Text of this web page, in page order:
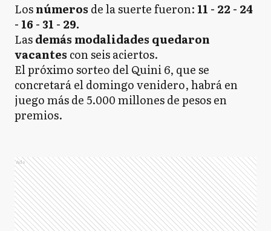
Losnúmeros de la suerte fueron: 11 - 22 - 24
- 16 - 31 - 29.
Lasdemás modalidades quedaron
vacantes con seis aciertos.
El próximo sorteo del Quini 6, que se
concretará el domingo venidero, habrá en
juego más de 5.000 millones de pesos en
premios.
Ads